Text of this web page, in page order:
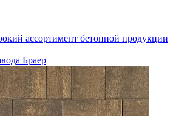
ассортимент бетонной продукции
Браер